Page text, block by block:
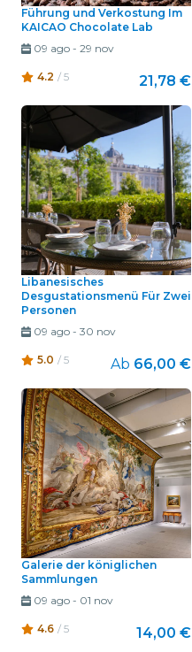
Führung und Verkostung Im
KAICAO Chocolate Lab
09 ago- 29 nov
4.2 / 5 21,78 €
Libanesisches
Desgustationsmenü Für Zwei
Personen
09 ago- 30 nov
5.0 / 5 Ab 66,00 €
Galerie der königlichen
Sammlungen
09 ago- 01 nov
4.6 / 5 14,00 €